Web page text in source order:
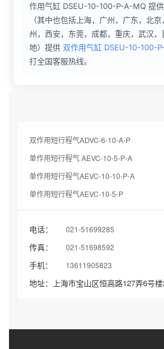
作用气缸 DSEU-10-100-P-A-MQ 提
（其中也包括上海，广州，广东，北
州，西安，东莞，成都，重庆，武汉
地）提供 双作用气缸 DSEU-10-100-
打全国客服热线。
双作用短行程气ADVC-6-10-A-P
单作用短行程气 AEVC-10-5-P-A
单作用短行程气AEVC-10-10-P-A
单作用短行程气AEVC-10-5-P
电话： 021-51699285
传真： 021-51698592
手机： 13611905823
地址：上海市宝山区恒高路127弄6号